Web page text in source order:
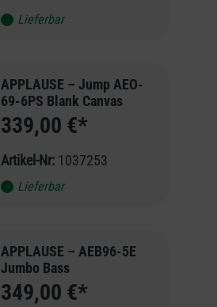
Lieferbar
APPLAUSE – Jump AEO-
69-6PS Blank Canvas
339,00 €*
Artikel-Nr: 1037253
Lieferbar
APPLAUSE – AEB96-5E
Jumbo Bass
349,00 €*